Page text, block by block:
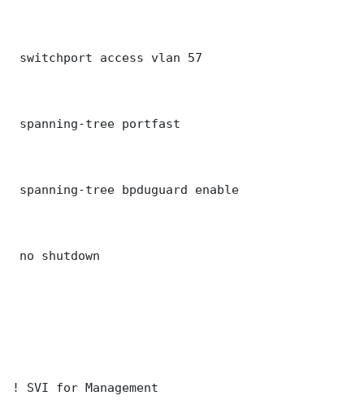
switchport access vlan 57
spanning-tree portfast
spanning-tree bpduguard enable
no shutdown
! SVI for Management